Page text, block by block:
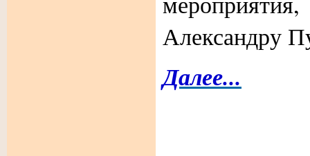
Александру
Далее...